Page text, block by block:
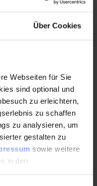
Über Cookies
Webseiten für Sie
sind optional und
zu erleichtern,
zu schaffen
zu analysieren, um
gestalten zu
sowie weitere
in den
Gefügen (Zeit-
der
Grundlagen zur
(LEBM)
und
Schädigung